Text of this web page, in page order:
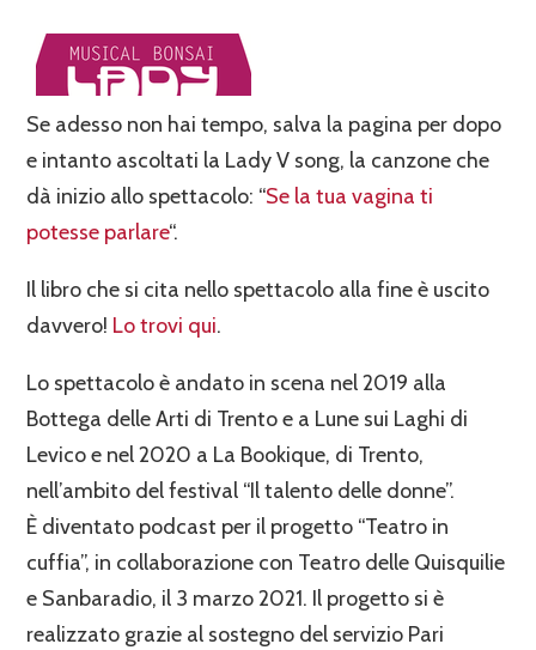
Se adesso non hai tempo, salva la pagina per dopo
e intanto ascoltati la Lady V song, la canzone che
dà inizio allo spettacolo: “Se la tua vagina ti
potesse parlare“.
Il libro che si cita nello spettacolo alla fine è uscito
davvero! Lo trovi qui.
Lo spettacolo è andato in scena nel 2019 alla
Bottega delle Arti di Trento e a Lune sui Laghi di
Levico e nel 2020 a La Bookique, di Trento,
nell’ambito del festival “Il talento delle donne”.
È diventato podcast per il progetto “Teatro in
cuffia”, in collaborazione con Teatro delle Quisquilie
e Sanbaradio, il 3 marzo 2021. Il progetto si è
realizzato grazie al sostegno del servizio Pari